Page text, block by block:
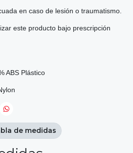
en caso de lesión o traumatismo.
este producto bajo prescripción
ABS Plástico
de medidas